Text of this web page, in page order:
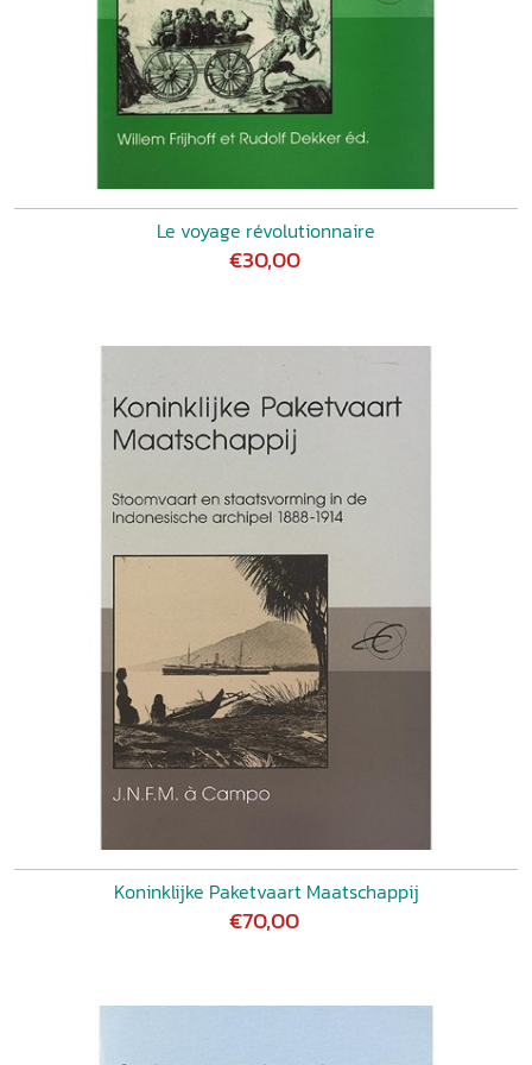
Le voyage révolutionnaire
€30,00
Koninklijke Paketvaart Maatschappij
€70,00